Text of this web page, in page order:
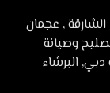
, عجمان
تصليح وصيانة
البرشاء